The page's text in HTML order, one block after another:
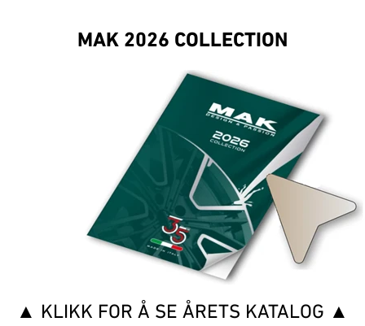
MAK 2026 COLLECTION
▲ KLIKK FOR Å SE ÅRETS KATALOG ▲